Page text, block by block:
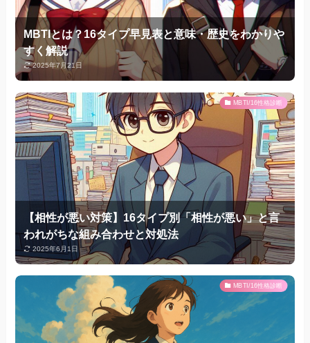
MBTIとは？16タイプ早見表と意味・歴史をわかりや
すく解説
2025年7月21日
MBTI/16性格診断
【相性が悪い対策】16タイプ別「相性が悪い」と言
われがちな組み合わせと対処法
2025年6月1日
MBTI/16性格診断